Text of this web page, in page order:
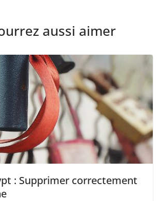
aussi aimer
: Supprimer correctement